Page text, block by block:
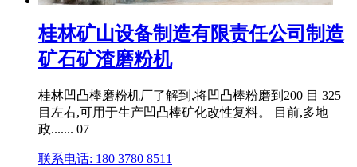
桂林矿山设备制造有限责任公司制造
矿石矿渣磨粉机
桂林凹凸棒磨粉机厂了解到,将凹凸棒粉磨到200 目 325
目左右,可用于生产凹凸棒矿化改性复料。 目前,多地
政....... 07
联系电话: 180 3780 8511